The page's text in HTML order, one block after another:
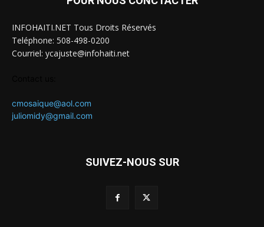
INFOHAITI.NET Tous Droits Réservés
Teléphone: 508-498-0200
Courriel: ycajuste@infohaiti.net
cmosaique@aol.com
juliomidy@gmail.com
SUIVEZ-NOUS SUR